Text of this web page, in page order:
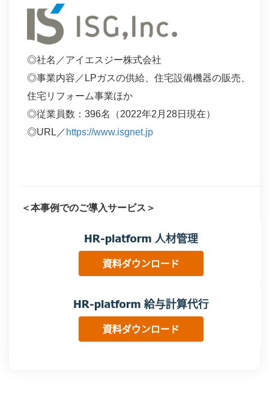
◎社名／アイエスジー株式会社
◎事業内容／LPガスの供給、住宅設備機器の販売、
住宅リフォーム事業ほか
◎従業員数：396名（2022年2月28日現在）
◎URL／ https://www.isgnet.jp
＜本事例でのご導入サービス＞